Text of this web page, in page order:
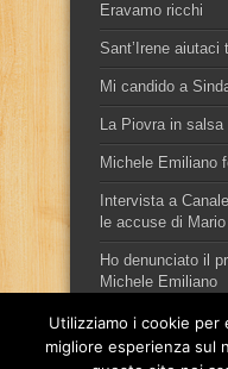
Eravamo ricchi
Sant’Irene aiutaci
Mi candido a
La Piovra in salsa
Michele Emiliano
Intervista a
le accuse di
Ho denunciato il
Michele Emiliano
Utilizziamo i cookie per
migliore esperienza sul